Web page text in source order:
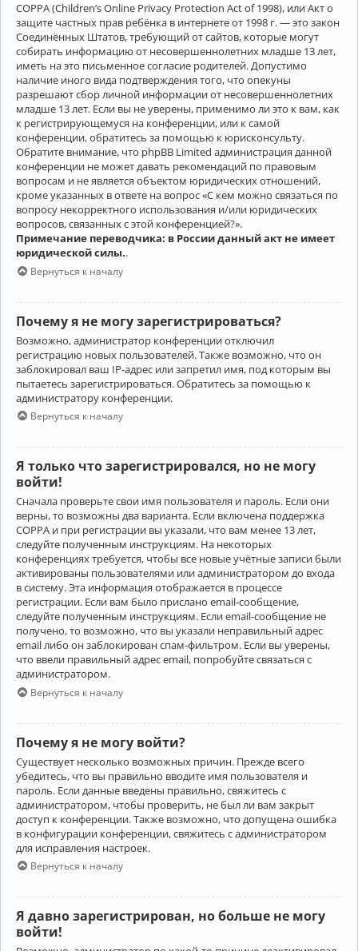
COPPA (Children’s Online Privacy Protection Act of 1998), или Акт о
защите частных прав ребёнка в интернете от 1998 г. — это закон
Соединённых Штатов, требующий от сайтов, которые могут
собирать информацию от несовершеннолетних младше 13 лет,
иметь на это письменное согласие родителей. Допустимо
наличие иного вида подтверждения того, что опекуны
разрешают сбор личной информации от несовершеннолетних
младше 13 лет. Если вы не уверены, применимо ли это к вам, как
к регистрирующемуся на конференции, или к самой
конференции, обратитесь за помощью к юрисконсульту.
Обратите внимание, что phpBB Limited администрация данной
конференции не может давать рекомендаций по правовым
вопросам и не является объектом юридических отношений,
кроме указанных в ответе на вопрос «С кем можно связаться по
вопросу некорректного использования и/или юридических
вопросов, связанных с этой конференцией?».
Примечание переводчика: в России данный акт не имеет
юридической силы..
Вернуться к началу
Почему я не могу зарегистрироваться?
Возможно, администратор конференции отключил
регистрацию новых пользователей. Также возможно, что он
заблокировал ваш IP-адрес или запретил имя, под которым вы
пытаетесь зарегистрироваться. Обратитесь за помощью к
администратору конференции.
Вернуться к началу
Я только что зарегистрировался, но не могу
войти!
Сначала проверьте свои имя пользователя и пароль. Если они
верны, то возможны два варианта. Если включена поддержка
COPPA и при регистрации вы указали, что вам менее 13 лет,
следуйте полученным инструкциям. На некоторых
конференциях требуется, чтобы все новые учётные записи были
активированы пользователями или администратором до входа
в систему. Эта информация отображается в процессе
регистрации. Если вам было прислано email-сообщение,
следуйте полученным инструкциям. Если email-сообщение не
получено, то возможно, что вы указали неправильный адрес
email либо он заблокирован спам-фильтром. Если вы уверены,
что ввели правильный адрес email, попробуйте связаться с
администратором.
Вернуться к началу
Почему я не могу войти?
Существует несколько возможных причин. Прежде всего
убедитесь, что вы правильно вводите имя пользователя и
пароль. Если данные введены правильно, свяжитесь с
администратором, чтобы проверить, не был ли вам закрыт
доступ к конференции. Также возможно, что допущена ошибка
в конфигурации конференции, свяжитесь с администратором
для исправления настроек.
Вернуться к началу
Я давно зарегистрирован, но больше не могу
войти!